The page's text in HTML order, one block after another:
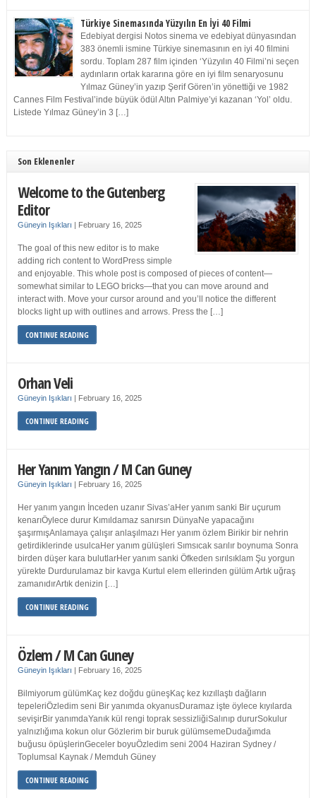
Türkiye Sinemasında Yüzyılın En İyi 40 Filmi
Edebiyat dergisi Notos sinema ve edebiyat dünyasından
383 önemli ismine Türkiye sinemasının en iyi 40 filmini
sordu. Toplam 287 film içinden ‘Yüzyılın 40 Filmi’ni seçen
aydınların ortak kararına göre en iyi film senaryosunu
Yılmaz Güney’in yazıp Şerif Gören’in yönettiği ve 1982
Cannes Film Festival’inde büyük ödül Altın Palmiye’yi kazanan ‘Yol’ oldu.
Listede Yılmaz Güney’in 3 […]
Son Eklenenler
Welcome to the Gutenberg
Editor
Güneyin Işıkları | February 16, 2025
The goal of this new editor is to make
adding rich content to WordPress simple
and enjoyable. This whole post is composed of pieces of content—
somewhat similar to LEGO bricks—that you can move around and
interact with. Move your cursor around and you’ll notice the different
blocks light up with outlines and arrows. Press the […]
CONTINUE READING
Orhan Veli
Güneyin Işıkları | February 16, 2025
CONTINUE READING
Her Yanım Yangın / M Can Guney
Güneyin Işıkları | February 16, 2025
Her yanım yangın İnceden uzanır Sivas’aHer yanım sanki Bir uçurum
kenarıÖylece durur Kımıldamaz sanırsın DünyaNe yapacağını
şaşırmışAnlamaya çalışır anlaşılmazı Her yanım özlem Birikir bir nehrin
getirdiklerinde usulcaHer yanım gülüşleri Sımsıcak sarılır boynuma Sonra
birden düşer kara bulutlarHer yanım sanki Öfkeden sırılsıklam Şu yorgun
yürekte Durdurulamaz bir kavga Kurtul elem ellerinden gülüm Artık uğraş
zamanıdırArtık denizin […]
CONTINUE READING
Özlem / M Can Guney
Güneyin Işıkları | February 16, 2025
Bilmiyorum gülümKaç kez doğdu güneşKaç kez kızıllaştı dağların
tepeleriÖzledim seni Bir yanımda okyanusDuramaz işte öylece kıyılarda
sevişirBir yanımdaYanık kül rengi toprak sessizliğiSalınıp dururSokulur
yalnızlığıma kokun olur Gözlerim bir buruk gülümsemeDudağımda
buğusu öpüşlerinGeceler boyuÖzledim seni 2004 Haziran Sydney /
Toplumsal Kaynak / Memduh Güney
CONTINUE READING